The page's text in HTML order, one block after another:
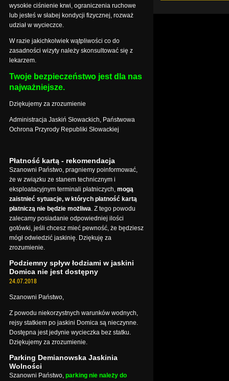
wysokie ciśnienie krwi, ograniczenia ruchowe
lub jesteś w słabej kondycji fizycznej, rozważ
udział w wycieczce.
W razie jakichkolwiek wątpliwości co do
zasadności wizyty należy skonsultować się z
lekarzem.
Twoje bezpieczeństwo jest dla nas
najważniejsze.
Dziękujemy za zrozumienie
Administracja Jaskiń Słowackich, Państwowa
Ochrona Przyrody Republiki Słowackiej
Płatność kartą - rekomendacja
Szanowni Państwo, pragniemy poinformować,
że w związku ze stanem technicznym i
eksploatacyjnym terminali płatniczych, mogą
zaistnieć sytuacje, w których płatność kartą
płatniczą nie będzie możliwa. Z tego powodu
zalecamy posiadanie odpowiedniej ilości
gotówki, jeśli chcesz mieć pewność, że będziesz
mógł odwiedzić jaskinię. Dziękuję za
zrozumienie.
Podziemny spływ łodziami w jaskini
Domica nie jest dostępny
24.07.2018
Szanowni Państwo,
Z powodu niekorzystnych warunków wodnych,
rejsy statkiem po jaskini Domica są nieczynne.
Dostępna jest jedynie wycieczka bez statku.
Dziękujemy za zrozumienie.
Parking Demianowska Jaskinia
Wolności
Szanowni Państwo, parking nie należy do